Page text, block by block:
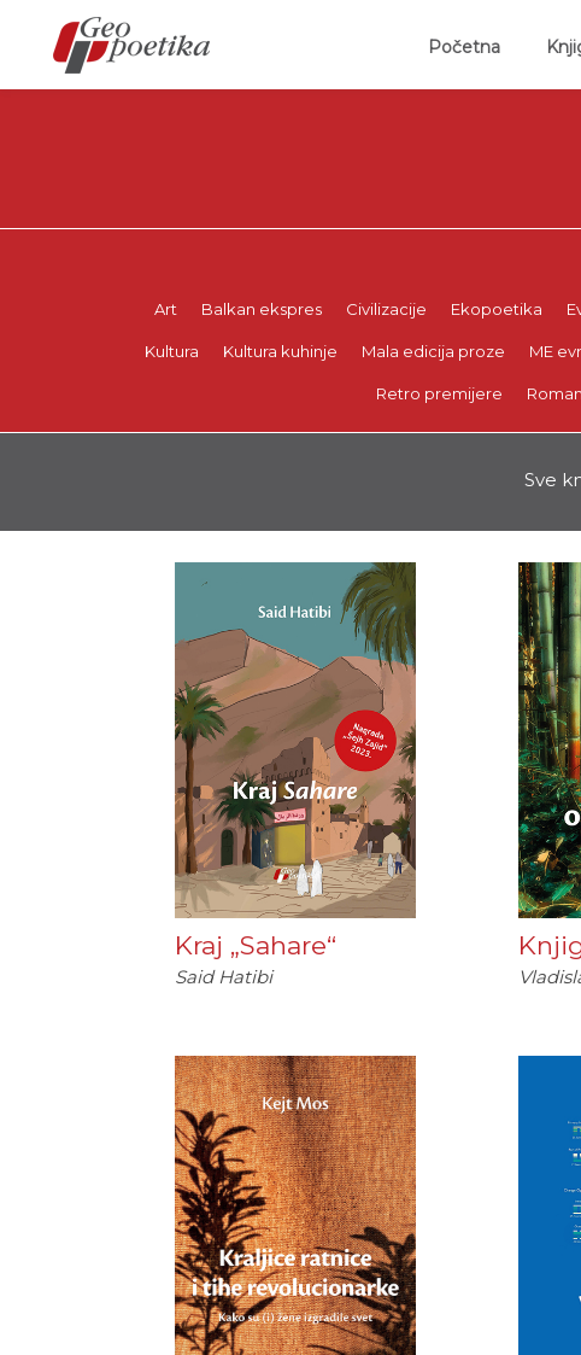
Početna(current)
Art Balkan ekspres Civilizacije Ekopoetika
Kultura Kultura kuhinje Mala edicija proze ME
Retro premijere
Sve
Kraj „Sahare“
Said Hatibi